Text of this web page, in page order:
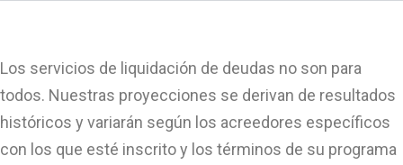
Los servicios de liquidación de deudas no son para
todos. Nuestras proyecciones se derivan de resultados
históricos y variarán según los acreedores específicos
con los que esté inscrito y los términos de su programa